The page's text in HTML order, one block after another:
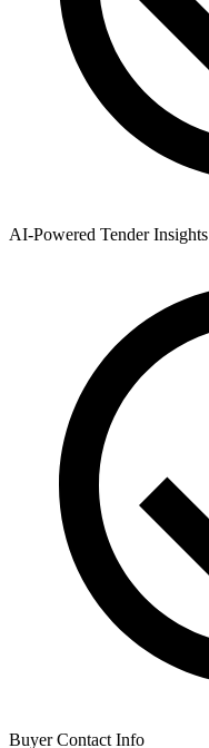
AI-Powered Tender Insights
Buyer Contact Info